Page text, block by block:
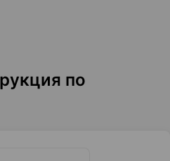
по